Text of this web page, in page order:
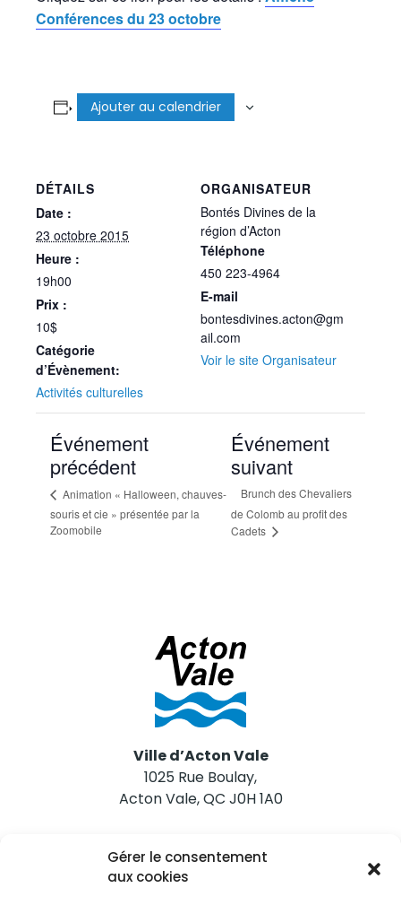
Gérer le consentement
aux cookies
Conférences du 23 octobre
Ajouter au calendrier
DÉTAILS
Date :
23 octobre 2015
Heure :
19h00
Prix :
10$
Catégorie
d’Évènement:
Activités culturelles
ORGANISATEUR
Bontés Divines de la
région d’Acton
Téléphone
450 223-4964
E-mail
bontesdivines.acton@gm
ail.com
Voir le site Organisateur
Événement
précédent
Animation « Halloween, chauves-
souris et cie » présentée par la
Zoomobile
Événement
suivant
Brunch des Chevaliers
de Colomb au profit des
Cadets
Ville d’Acton Vale
1025 Rue Boulay,
Acton Vale, QC J0H 1A0
Nous joindre
Tél. 450 546-2703